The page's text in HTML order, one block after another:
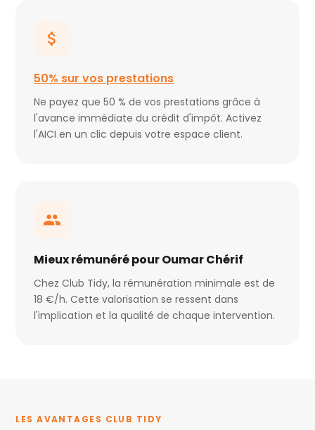
50% sur vos prestations
Ne payez que 50 % de vos prestations grâce à
l'avance immédiate du crédit d'impôt. Activez
l'AICI en un clic depuis votre espace client.
Mieux rémunéré pour Oumar Chérif
Chez Club Tidy, la rémunération minimale est de
18 €/h. Cette valorisation se ressent dans
l'implication et la qualité de chaque intervention.
LES AVANTAGES CLUB TIDY